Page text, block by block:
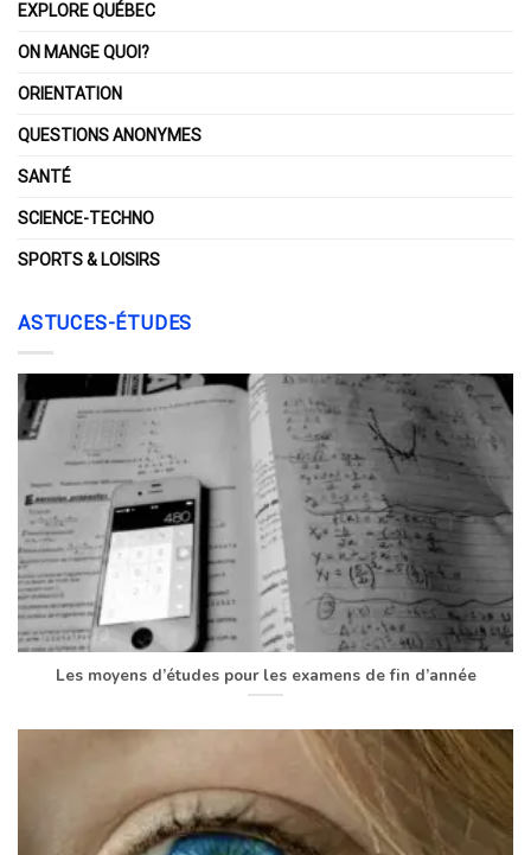
EXPLORE QUÉBEC
ON MANGE QUOI?
ORIENTATION
QUESTIONS ANONYMES
SANTÉ
SCIENCE-TECHNO
SPORTS & LOISIRS
ASTUCES-ÉTUDES
Les moyens d’études pour les examens de fin d’année